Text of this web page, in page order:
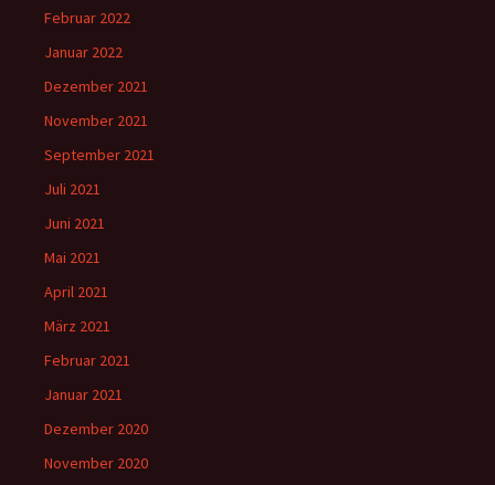
Februar 2022
Januar 2022
Dezember 2021
November 2021
September 2021
Juli 2021
Juni 2021
Mai 2021
April 2021
März 2021
Februar 2021
Januar 2021
Dezember 2020
November 2020